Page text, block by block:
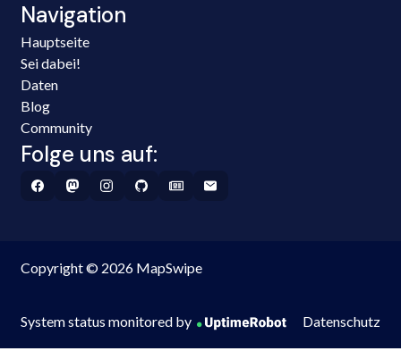
Navigation
Hauptseite
Sei dabei!
Daten
Blog
Community
Folge uns auf:
Copyright © 2026 MapSwipe
System status monitored by Datenschutz